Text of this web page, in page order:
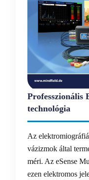
Professzionális
technológia
Az
vázizmok által
méri. Az eSense
ezen elektromos